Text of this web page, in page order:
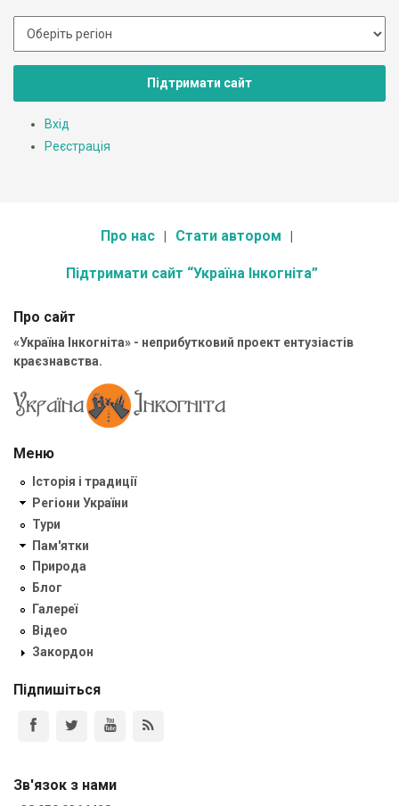
Підтримати сайт
Вхід
Реєстрація
Про нас Стати автором
Підтримати сайт “Україна Інкогніта”
Про сайт
«Україна Інкогніта» - неприбутковий проект ентузіастів
краєзнавства.
Меню
Історія і традиції
Регіони України
Тури
Пам'ятки
Природа
Блог
Галереї
Відео
Закордон
Підпишіться
Зв'язок з нами